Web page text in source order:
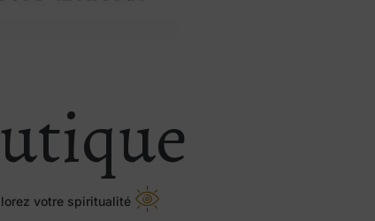
votre spiritualité